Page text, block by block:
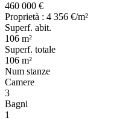
460 000 €
Proprietà : 4 356 €/m²
Superf. abit.
106 m²
Superf. totale
106 m²
Num stanze
Camere
3
Bagni
1